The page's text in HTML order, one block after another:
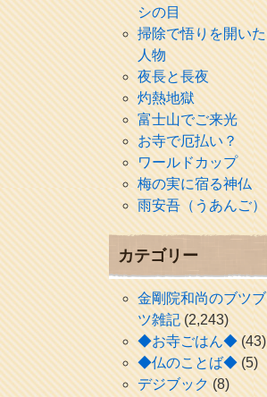
シの目
掃除で悟りを開いた
人物
夜長と長夜
灼熱地獄
富士山でご来光
お寺で厄払い？
ワールドカップ
梅の実に宿る神仏
雨安吾（うあんご）
カテゴリー
金剛院和尚のブツブ
ツ雑記(2,243)
◆お寺ごはん◆(43)
◆仏のことば◆(5)
デジブック(8)